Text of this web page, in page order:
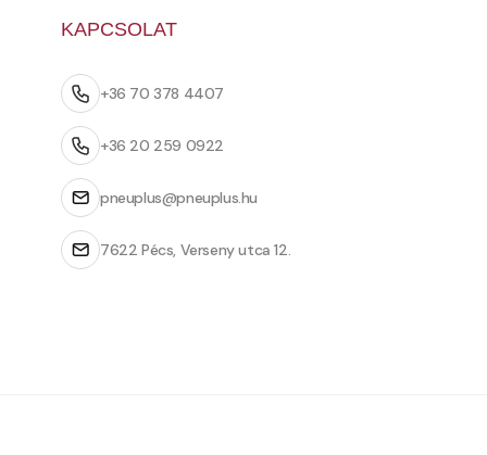
KAPCSOLAT
+36 70 378 4407
+36 20 259 0922
pneuplus@pneuplus.hu
7622 Pécs, Verseny utca 12.